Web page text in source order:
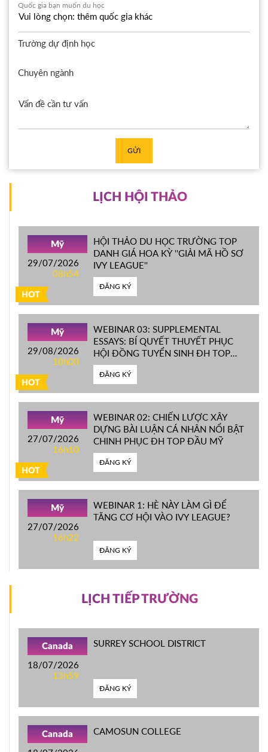
Quốc gia bạn muốn du học
Trường dự định học
Chuyên ngành
GỬI
LỊCH HỘI THẢO
HOT
Mỹ
29/07/2026
08h54
HỘI THẢO DU HỌC TRƯỜNG TOP
DANH GIÁ HOA KỲ ''GIẢI MÃ HỒ SƠ
IVY LEAGUE''
ĐĂNG KÝ
HOT
Mỹ
29/08/2026
10h00
WEBINAR 03: SUPPLEMENTAL
ESSAYS: BÍ QUYẾT THUYẾT PHỤC
HỘI ĐỒNG TUYỂN SINH ĐH TOP
ĐẦU MỸ
ĐĂNG KÝ
HOT
Mỹ
27/07/2026
16h10
WEBINAR 02: CHIẾN LƯỢC XÂY
DỰNG BÀI LUẬN CÁ NHÂN NỔI BẬT
CHINH PHỤC ĐH TOP ĐẦU MỸ
ĐĂNG KÝ
Mỹ
27/07/2026
16h22
WEBINAR 1: HÈ NÀY LÀM GÌ ĐỂ
TĂNG CƠ HỘI VÀO IVY LEAGUE?
ĐĂNG KÝ
LỊCH TIẾP TRƯỜNG
Canada
18/07/2026
13h59
SURREY SCHOOL DISTRICT
ĐĂNG KÝ
Canada CAMOSUN COLLEGE